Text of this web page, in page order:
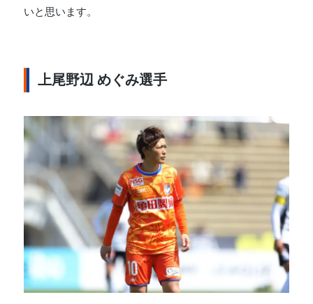
いと思います。
上尾野辺 めぐみ選手